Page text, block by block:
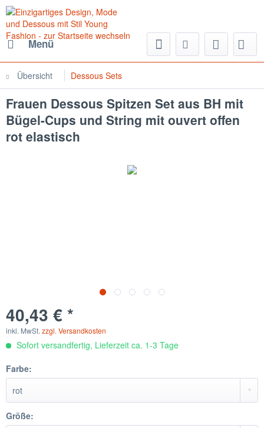
Menü
Übersicht Dessous Sets
Frauen Dessous Spitzen Set aus BH mit
Bügel-Cups und String mit ouvert offen
rot elastisch
40,43 € *
inkl. MwSt. zzgl. Versandkosten
Sofort versandfertig, Lieferzeit ca. 1-3 Tage
Farbe:
Größe: